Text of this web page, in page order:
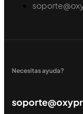
Necesitas ayuda?